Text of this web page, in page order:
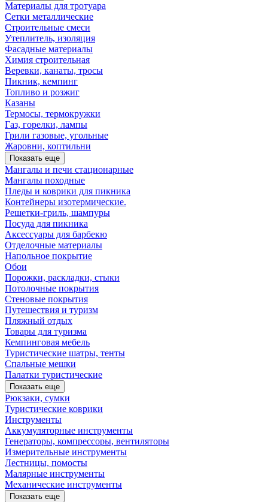
Материалы для тротуара
Сетки металлические
Строительные смеси
Утеплитель, изоляция
Фасадные материалы
Химия строительная
Веревки, канаты, тросы
Пикник, кемпинг
Топливо и розжиг
Казаны
Термосы, термокружки
Газ, горелки, лампы
Грили газовые, угольные
Жаровни, коптильни
Показать еще
Мангалы и печи стационарные
Мангалы походные
Пледы и коврики для пикника
Контейнеры изотермические.
Решетки-гриль, шампуры
Посуда для пикника
Аксессуары для барбекю
Отделочные материалы
Напольное покрытие
Обои
Порожки, раскладки, стыки
Потолочные покрытия
Стеновые покрытия
Путешествия и туризм
Пляжный отдых
Товары для туризма
Кемпинговая мебель
Туристические шатры, тенты
Спальные мешки
Палатки туристические
Показать еще
Рюкзаки, сумки
Туристические коврики
Инструменты
Аккумуляторные инструменты
Генераторы, компрессоры, вентиляторы
Измерительные инструменты
Лестницы, помосты
Малярные инструменты
Механические инструменты
Показать еще